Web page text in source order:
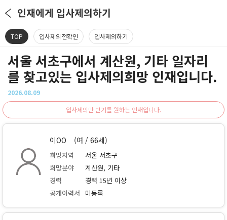
인재에게 입사제의하기
TOP 입사제의전확인 입사제의하기
서울 서초구에서 계산원, 기타 일자리
를 찾고있는 입사제의희망 인재입니다.
2026.08.09
입사제의만 받기를 원하는 인재입니다.
이OO (여 / 66세)
희망지역
서울 서초구
희망분야
계산원, 기타
경력
경력 15년 이상
공개이력서
미등록